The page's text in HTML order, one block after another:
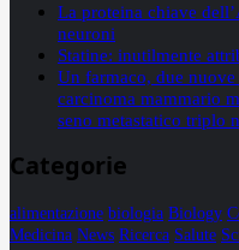
La proteina chiave
neuroni
Statine: inutilmente
Un farmaco, due
carcinoma mammario
seno metastatico triplo
Categorie
alimentazione biologia Biology
Medicina News Ricerca Salute